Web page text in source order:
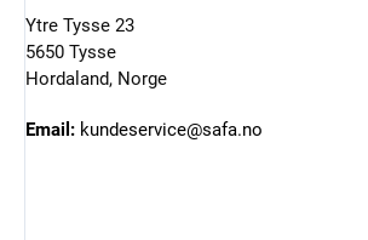
Ytre Tysse 23
5650 Tysse
Hordaland, Norge
Email: kundeservice@safa.no